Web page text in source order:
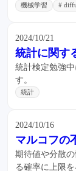
機械学習 #
2024/10/21
統計に関す
統計検定勉強
す。
統計
2024/10/16
マルコフの
期待値や分散
る確率に上限